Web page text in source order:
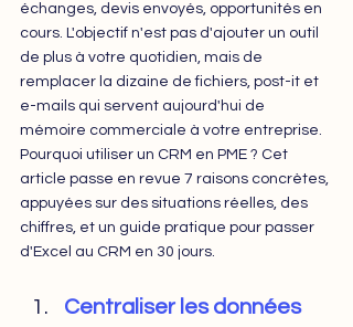
échanges, devis envoyés, opportunités en
cours. L'objectif n'est pas d'ajouter un outil
de plus à votre quotidien, mais de
remplacer la dizaine de fichiers, post-it et
e-mails qui servent aujourd'hui de
mémoire commerciale à votre entreprise.
Pourquoi utiliser un CRM en PME ? Cet
article passe en revue 7 raisons concrètes,
appuyées sur des situations réelles, des
chiffres, et un guide pratique pour passer
d'Excel au CRM en 30 jours.
Centraliser les données